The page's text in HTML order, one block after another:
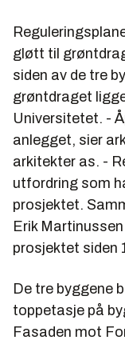
gløtt til
siden av de tre
grøntdraget
Universitetet. -
anlegget, sier
arkitekter as. -
utfordring som
prosjektet.
Erik
prosjektet siden
De tre byggene
toppetasje på
Fasaden mot